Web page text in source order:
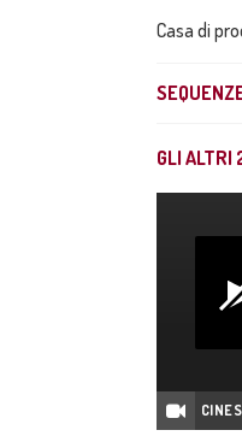
Casa di
GLI ALTRI